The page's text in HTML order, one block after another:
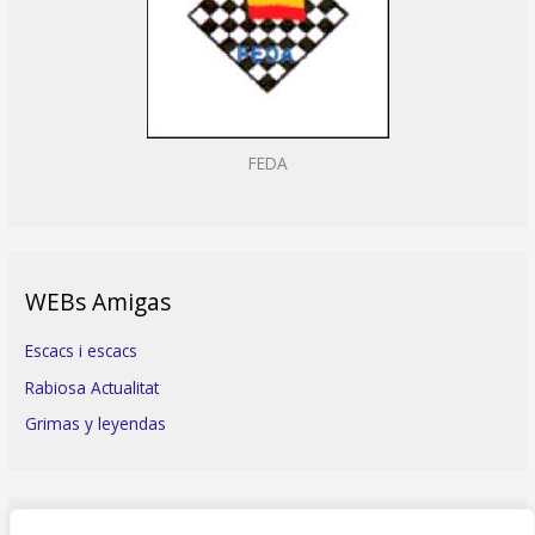
FEDA
WEBs Amigas
Escacs i escacs
Rabiosa Actualitat
Grimas y leyendas